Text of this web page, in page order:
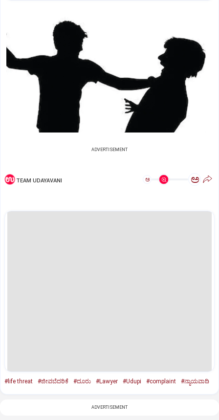
ADVERTISEMENT
TEAM UDAYAVANI ಅ ಅ
#life threat #ಜೀವಬೆದರಿಕೆ #ದೂರು #Lawyer #Udupi #complaint #ನ್ಯಾಯವಾದಿ
ADVERTISEMENT